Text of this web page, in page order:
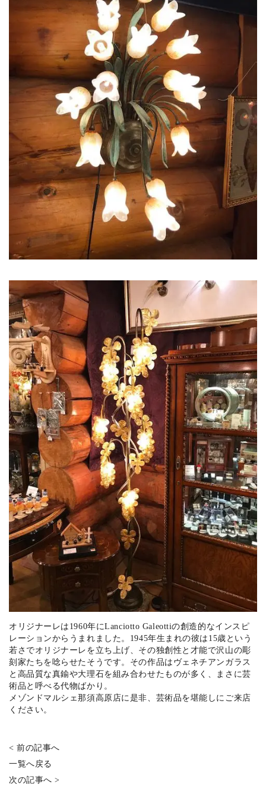
オリジナーレは1960年にLanciotto Galeottiの創造的なインスピ
レーションからうまれました。1945年生まれの彼は15歳という
若さでオリジナーレを立ち上げ、その独創性と才能で沢山の彫
刻家たちを唸らせたそうです。その作品はヴェネチアンガラス
と高品質な真鍮や大理石を組み合わせたものが多く、まさに芸
術品と呼べる代物ばかり。
メゾンドマルシェ那須高原店に是非、芸術品を堪能しにご来店
ください。
< 前の記事へ
一覧へ戻る
次の記事へ >